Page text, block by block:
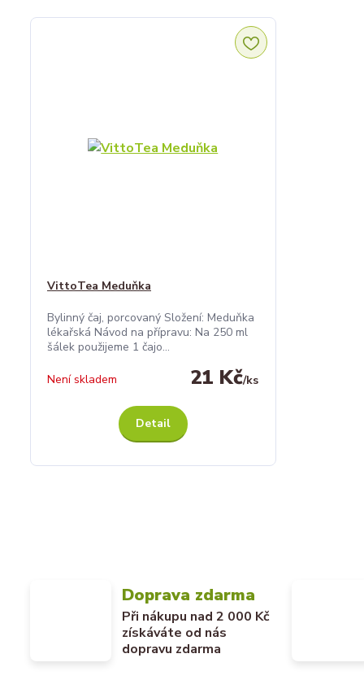
VittoTea Meduňka
Bylinný čaj, porcovaný Složení: Meduňka
lékařská Návod na přípravu: Na 250 ml
šálek použijeme 1 čajo...
21 Kč/ks
Není skladem
Detail
Doprava zdarma
Při nákupu nad 2 000 Kč
získáváte od nás
dopravu zdarma